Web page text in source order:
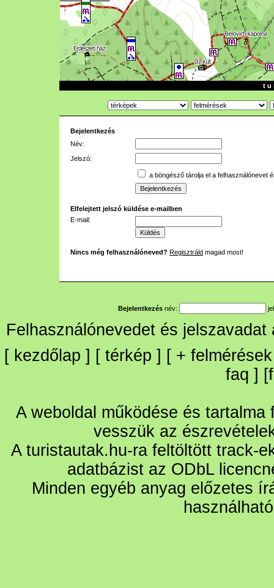
t u
Bejelentkezés
Név:
Jelszó:
a böngésző tárolja el a felhasználónevet
Elfelejtett jelszó küldése e-mailben
E-mail:
Nincs még felhasználóneved? Regisztráld magad most!
Bejelentkezés név:
Felhasználónevedet és
[ kezdőlap ] [ térkép ] [ + felmérések
faq ] [
A weboldal működése és
vesszük az
A turistautak.hu-ra feltöltött track-
adatbázist az ODbL
Minden egyéb anyag előzetes